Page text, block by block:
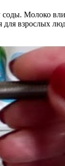
соды. Молоко
взрослых